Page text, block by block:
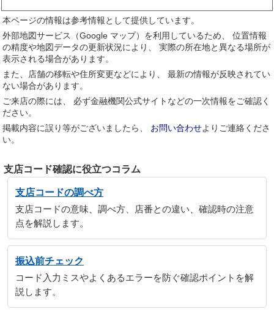
本ページの情報は参考情報として提供しています。
外部地図サービス（Google マップ）を利用しているため、 位置情報
の精度や地図データの更新状況により、 実際の所在地と異なる場所が
表示される場合があります。
また、店舗の移転や住所変更などにより、 最新の情報が反映されてい
ない場合があります。
ご来店の際には、 必ず金融機関公式サイトなどの一次情報をご確認く
ださい。
掲載内容に誤り等がございましたら、 お問い合わせよりご連絡くださ
い。
支店コード確認に役立つコラム
支店コードの調べ方
支店コードの意味、調べ方、店番との違い、確認時の注意
点を解説します。
振込前チェック
コード入力ミスやよくあるエラーを防ぐ確認ポイントを解
説します。